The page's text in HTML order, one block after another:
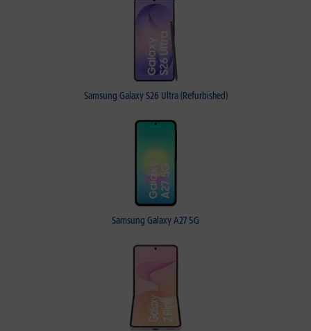
Samsung Galaxy S26 Ultra (Refurbished)
Samsung Galaxy A27 5G